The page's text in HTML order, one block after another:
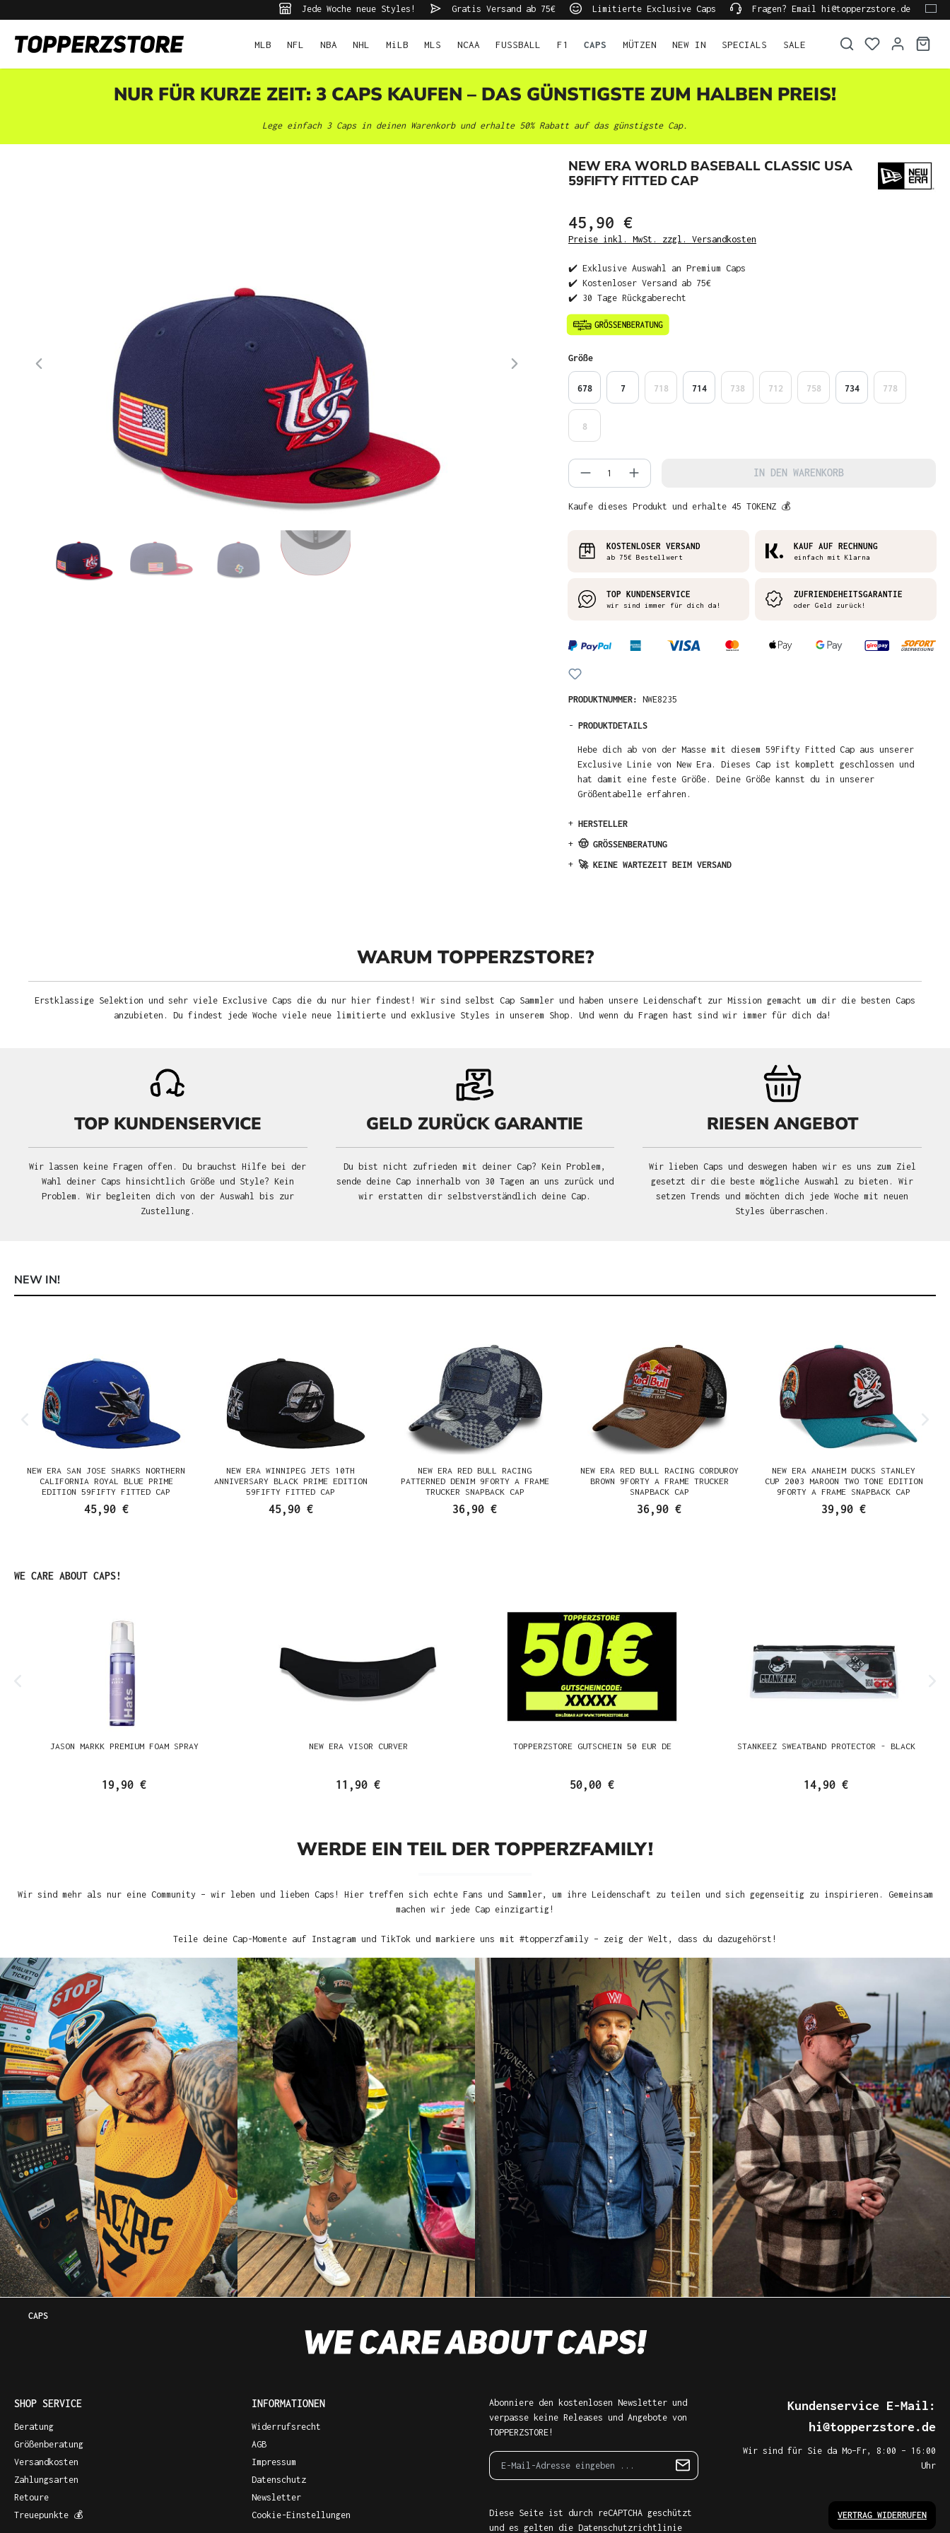
Jede Woche neue Styles! Gratis Versand ab 75€ Limitierte Exclusive Caps Fragen? Email hi@topperzstore.de
MLB NFL NBA NHL MiLB MLS NCAA FUSSBALL F1 CAPS MÜTZEN NEW IN SPECIALS SALE
NUR FÜR KURZE ZEIT: 3 CAPS KAUFEN – DAS GÜNSTIGSTE ZUM HALBEN PREIS!
Lege einfach 3 Caps in deinen Warenkorb und erhalte 50% Rabatt auf das günstigste Cap.
NEW ERA WORLD BASEBALL CLASSIC USA
59FIFTY FITTED CAP
45,90 €
Preise inkl. MwSt. zzgl. Versandkosten
✔️ Exklusive Auswahl an Premium Caps
✔️ Kostenloser Versand ab 75€
✔️ 30 Tage Rückgaberecht
Größeauswählen
678 7 718 714 738 712 758 734 778
8
Produkt Anzahl: Gib den gewünschten Wert
IN DEN WARENKORB
Kaufe dieses Produkt und erhalte 45 TOKENZ 💰
KOSTENLOSER VERSAND
ab 75€ Bestellwert
KAUF AUF RECHNUNG
einfach mit Klarna
TOP KUNDENSERVICE
wir sind immer für dich da!
ZUFRIENDEHEITSGARANTIE
oder Geld zurück!
PRODUKTNUMMER: NWE8235
- PRODUKTDETAILS
Hebe dich ab von der Masse mit diesem 59Fifty Fitted Cap aus unserer
Exclusive Linie von New Era. Dieses Cap ist komplett geschlossen und
hat damit eine feste Größe. Deine Größe kannst du in unserer
Größentabelle erfahren.
+ HERSTELLER
+ 🤠 GRÖSSENBERATUNG
+ 🚀 KEINE WARTEZEIT BEIM VERSAND
WARUM TOPPERZSTORE?
Erstklassige Selektion und sehr viele Exclusive Caps die du nur hier findest! Wir sind selbst Cap Sammler und haben unsere Leidenschaft zur Mission gemacht um dir die besten Caps
anzubieten. Du findest jede Woche viele neue limitierte und exklusive Styles in unserem Shop. Und wenn du Fragen hast sind wir immer für dich da!
TOP KUNDENSERVICE
Wir lassen keine Fragen offen. Du brauchst Hilfe bei der
Wahl deiner Caps hinsichtlich Größe und Style? Kein
Problem. Wir begleiten dich von der Auswahl bis zur
Zustellung.
GELD ZURÜCK GARANTIE
Du bist nicht zufrieden mit deiner Cap? Kein Problem,
sende deine Cap innerhalb von 30 Tagen an uns zurück und
wir erstatten dir selbstverständlich deine Cap.
RIESEN ANGEBOT
Wir lieben Caps und deswegen haben wir es uns zum Ziel
gesetzt dir die beste mögliche Auswahl zu bieten. Wir
setzen Trends und möchten dich jede Woche mit neuen
Styles überraschen.
NEW IN!
NEW ERA SAN JOSE SHARKS NORTHERN
CALIFORNIA ROYAL BLUE PRIME
EDITION 59FIFTY FITTED CAP
45,90 €
NEW ERA WINNIPEG JETS 10TH
ANNIVERSARY BLACK PRIME EDITION
59FIFTY FITTED CAP
45,90 €
NEW ERA RED BULL RACING
PATTERNED DENIM 9FORTY A FRAME
TRUCKER SNAPBACK CAP
36,90 €
NEW ERA RED BULL RACING CORDUROY
BROWN 9FORTY A FRAME TRUCKER
SNAPBACK CAP
36,90 €
NEW ERA ANAHEIM DUCKS STANLEY
CUP 2003 MAROON TWO TONE EDITION
9FORTY A FRAME SNAPBACK CAP
39,90 €
Produktgalerie überspringen
WE CARE ABOUT CAPS!
JASON MARKK PREMIUM FOAM SPRAY
19,90 €
NEW ERA VISOR CURVER
11,90 €
TOPPERZSTORE GUTSCHEIN 50 EUR DE
50,00 €
STANKEEZ SWEATBAND PROTECTOR - BLACK
14,90 €
WERDE EIN TEIL DER TOPPERZFAMILY!
Wir sind mehr als nur eine Community – wir leben und lieben Caps! Hier treffen sich echte Fans und Sammler, um ihre Leidenschaft zu teilen und sich gegenseitig zu inspirieren. Gemeinsam
machen wir jede Cap einzigartig!
Teile deine Cap-Momente auf Instagram und TikTok und markiere uns mit #topperzfamily – zeig der Welt, dass du dazugehörst!
CAPS
SHOP SERVICE
Beratung
Größenberatung
Versandkosten
Zahlungsarten
Retoure
Treuepunkte 💰
INFORMATIONEN
Widerrufsrecht
AGB
Impressum
Datenschutz
Newsletter
Cookie-Einstellungen
Abonniere den kostenlosen Newsletter und
verpasse keine Releases und Angebote von
TOPPERZSTORE!
Diese Seite ist durch reCAPTCHA geschützt
und es gelten die Datenschutzrichtlinie
Kundenservice E-Mail:
hi@topperzstore.de
Wir sind für Sie da Mo–Fr, 8:00 – 16:00
Uhr
VERTRAG WIDERRUFEN